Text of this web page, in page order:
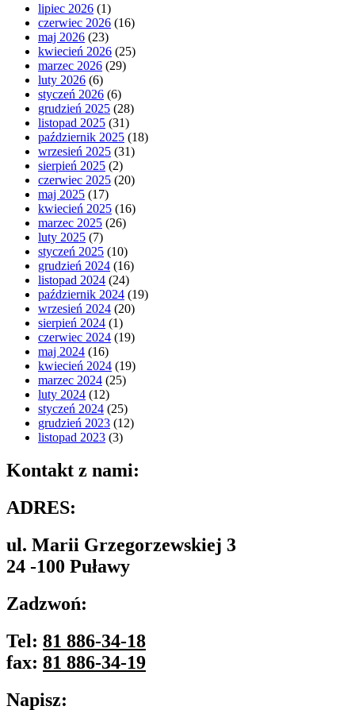
lipiec 2026 (1)
czerwiec 2026 (16)
maj 2026 (23)
kwiecień 2026 (25)
marzec 2026 (29)
luty 2026 (6)
styczeń 2026 (6)
grudzień 2025 (28)
listopad 2025 (31)
październik 2025 (18)
wrzesień 2025 (31)
sierpień 2025 (2)
czerwiec 2025 (20)
maj 2025 (17)
kwiecień 2025 (16)
marzec 2025 (26)
luty 2025 (7)
styczeń 2025 (10)
grudzień 2024 (16)
listopad 2024 (24)
październik 2024 (19)
wrzesień 2024 (20)
sierpień 2024 (1)
czerwiec 2024 (19)
maj 2024 (16)
kwiecień 2024 (19)
marzec 2024 (25)
luty 2024 (12)
styczeń 2024 (25)
grudzień 2023 (12)
listopad 2023 (3)
Kontakt z nami:
ADRES:
ul. Marii Grzegorzewskiej 3
24 -100 Puławy
Zadzwoń:
Tel: 81 886-34-18
fax: 81 886-34-19
Napisz: